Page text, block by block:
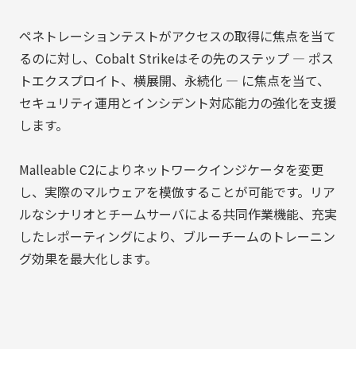
ペネトレーションテストがアクセスの取得に焦点を当て
るのに対し、Cobalt Strikeはその先のステップ — ポス
トエクスプロイト、横展開、永続化 — に焦点を当て、
セキュリティ運用とインシデント対応能力の強化を支援
します。
Malleable C2によりネットワークインジケータを変更
し、実際のマルウェアを模倣することが可能です。リア
ルなシナリオとチームサーバによる共同作業機能、充実
したレポーティングにより、ブルーチームのトレーニン
グ効果を最大化します。